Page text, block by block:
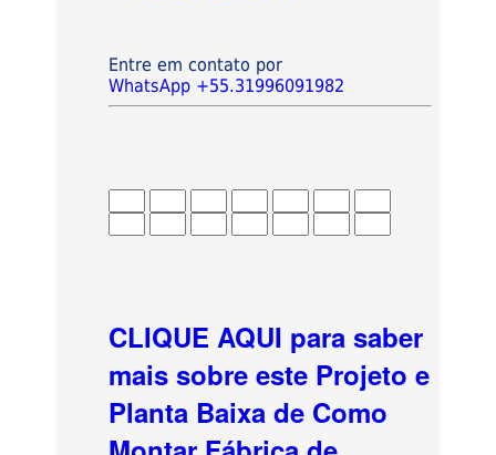
Entre em contato por
WhatsApp +55.31996091982
CLIQUE AQUI para saber
mais sobre este Projeto e
Planta Baixa de Como